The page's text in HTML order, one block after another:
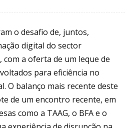
o desafio de, juntos,
digital do sector
a oferta de um leque de
para eficiência no
O balanço mais recente deste
de um encontro recente, em
como a TAAG, o BFA e o